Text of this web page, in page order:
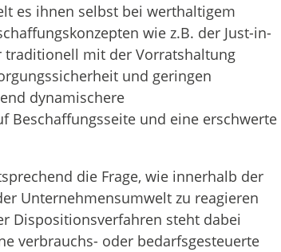
es ihnen selbst bei werthaltigem
wie z.B. der Just-in-
traditionell mit der Vorratshaltung
und geringen
dynamischere
Beschaffungsseite und eine erschwerte
die Frage, wie innerhalb der
Unternehmensumwelt zu reagieren
Dispositionsverfahren steht dabei
verbrauchs- oder bedarfsgesteuerte